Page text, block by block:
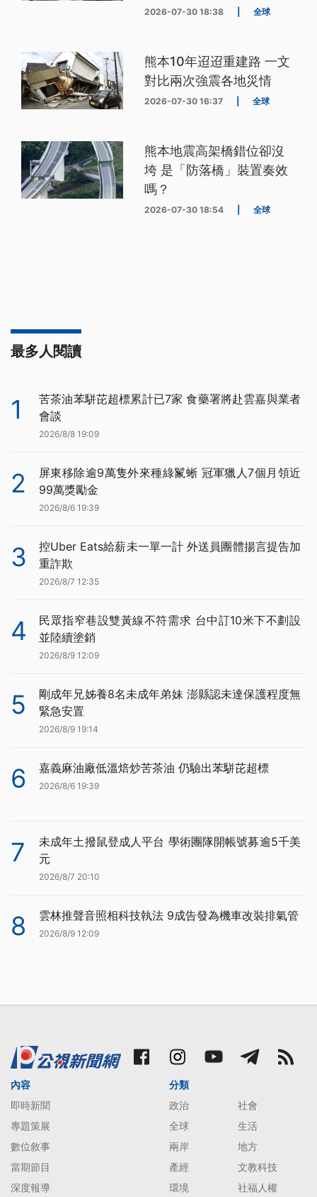
2026-07-30 18:38 全球
熊本10年迢迢重建路 一文
對比兩次強震各地災情
2026-07-30 16:37 全球
熊本地震高架橋錯位卻沒
垮 是「防落橋」裝置奏效
嗎？
2026-07-30 18:54 全球
最多人閱讀
1
苦茶油苯駢芘超標累計已7家 食藥署將赴雲嘉與業者
會談
2026/8/8 19:09
2
屏東移除逾9萬隻外來種綠鬣蜥 冠軍獵人7個月領近
99萬獎勵金
2026/8/6 19:39
3
控Uber Eats給薪未一單一計 外送員團體揚言提告加
重詐欺
2026/8/7 12:35
4
民眾指窄巷設雙黃線不符需求 台中訂10米下不劃設
並陸續塗銷
2026/8/9 12:09
5
剛成年兄姊養8名未成年弟妹 澎縣認未達保護程度無
緊急安置
2026/8/9 19:14
6 嘉義麻油廠低溫焙炒苦茶油 仍驗出苯駢芘超標
2026/8/6 19:39
7
未成年土撥鼠登成人平台 學術團隊開帳號募逾5千美
元
2026/8/7 20:10
8 雲林推聲音照相科技執法 9成告發為機車改裝排氣管
2026/8/9 12:09
內容
即時新聞
專題策展
數位敘事
當期節目
深度報導
分類
政治
社會
全球
生活
兩岸
地方
產經
文教科技
環境
社福人權